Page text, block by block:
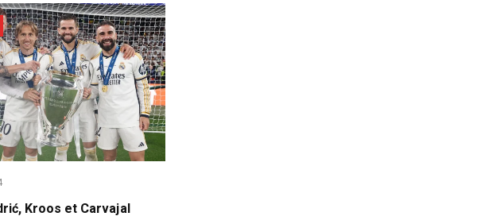
Kroos et Carvajal